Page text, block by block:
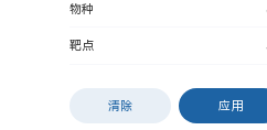
物种
靶点
清除 应用